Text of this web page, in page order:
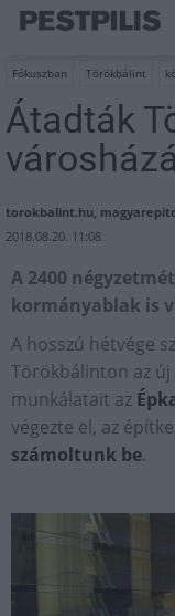
Fókuszban Törökbálint
Átadták
torokbalint.hu,
2018.08.20. 11:08
A 2400
kormányablak is
A hosszú hétvége
Törökbálinton az
munkálatait az
végezte el, az
számoltunk be.